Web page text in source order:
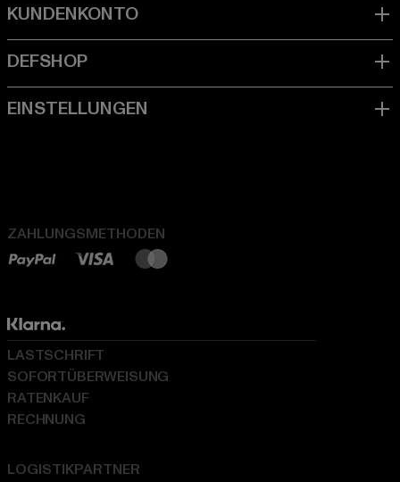
ZAHLUNGSMETHODEN
LOGISTIKPARTNER
LASTSCHRIFT
SOFORTÜBERWEISUNG
RATENKAUF
RECHNUNG